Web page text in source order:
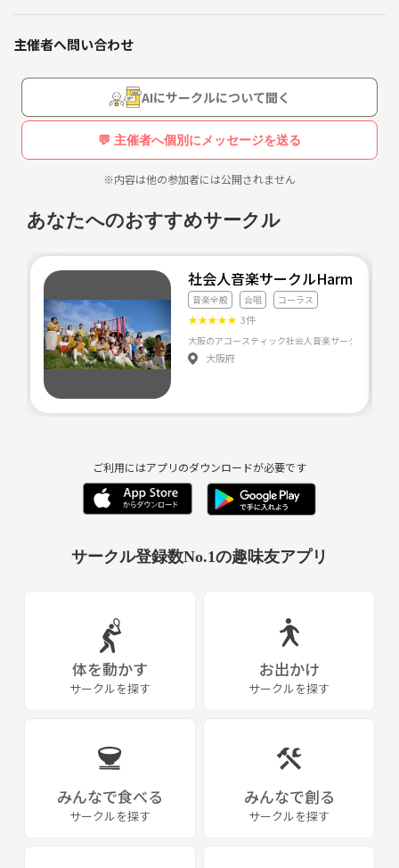
主催者へ問い合わせ
AIにサークルについて聞く
💬 主催者へ個別にメッセージを送る
※内容は他の参加者には公開されません
あなたへのおすすめサークル
社会人音楽サークルHarmonity
音楽全般 合唱 コーラス
★★★★★ 3件
大阪府
ご利用にはアプリのダウンロードが必要です
サークル登録数No.1の趣味友アプリ
体を動かす
サークルを探す
お出かけ
サークルを探す
みんなで食べる
サークルを探す
みんなで創る
サークルを探す